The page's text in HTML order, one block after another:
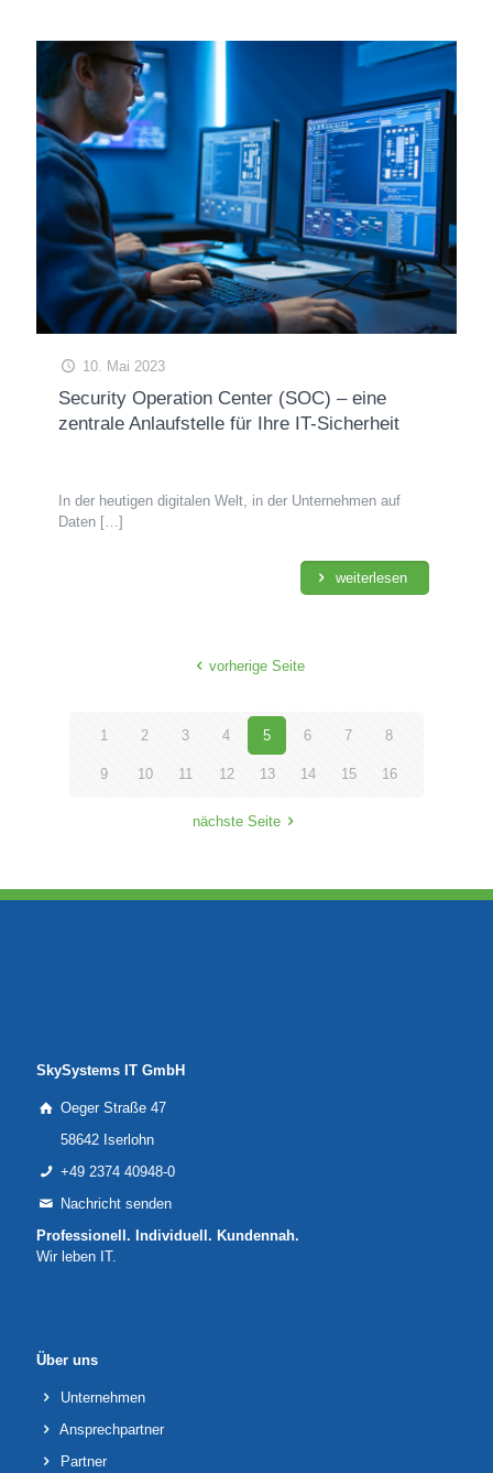
10. Mai 2023
Security Operation Center (SOC) – eine
zentrale Anlaufstelle für Ihre IT-Sicherheit
In der heutigen digitalen Welt, in der Unternehmen auf
Daten […]
weiterlesen
vorherige Seite
1 2 3 4 5 6 7 8
9 10 11 12 13 14 15 16
nächste Seite
SkySystems IT GmbH
Oeger Straße 47
58642 Iserlohn
+49 2374 40948-0
Nachricht senden
Professionell. Individuell. Kundennah.
Wir leben IT.
Über uns
Unternehmen
Ansprechpartner
Partner